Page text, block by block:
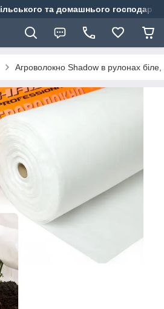
та домашнього
Агроволокно Shadow в рулонах